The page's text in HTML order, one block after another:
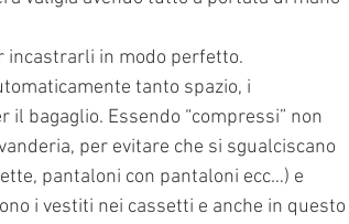
incastrarli in modo perfetto.
tanto spazio, i
bagaglio. Essendo “compressi” non
per evitare che si sgualciscano
pantaloni con pantaloni ecc…) e
i vestiti nei cassetti e anche in questo